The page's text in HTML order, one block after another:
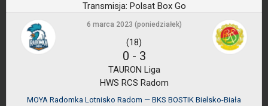
Transmisja: Polsat Box Go
6 marca 2023 (poniedziałek)
(18)
0 - 3
TAURON Liga
HWS RCS Radom
MOYA Radomka Lotnisko Radom — BKS BOSTIK Bielsko-Biała